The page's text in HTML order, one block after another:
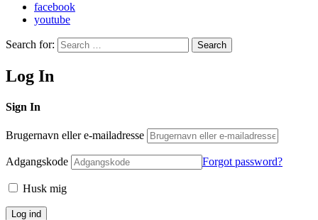
facebook
youtube
Search for: Search
Log In
Sign In
Brugernavn eller e-mailadresse
Adgangskode Forgot password?
Husk mig